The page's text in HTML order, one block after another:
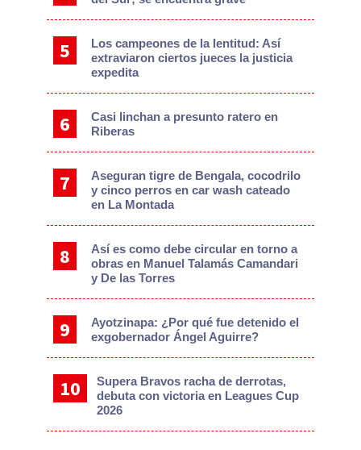
Los campeones de la lentitud: Así
extraviaron ciertos jueces la justicia
expedita
Casi linchan a presunto ratero en
Riberas
Aseguran tigre de Bengala, cocodrilo
y cinco perros en car wash cateado
en La Montada
Así es como debe circular en torno a
obras en Manuel Talamás Camandari
y De las Torres
Ayotzinapa: ¿Por qué fue detenido el
exgobernador Ángel Aguirre?
Supera Bravos racha de derrotas,
debuta con victoria en Leagues Cup
2026